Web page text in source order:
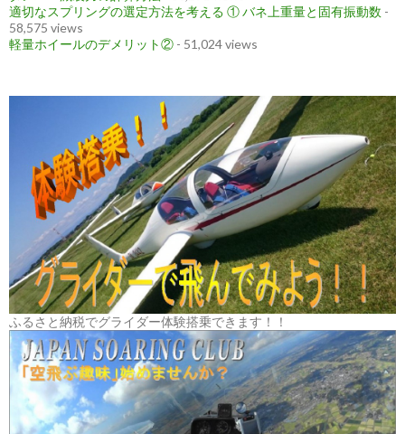
適切なスプリングの選定方法を考える ① バネ上重量と固有振動数 -
58,575 views
軽量ホイールのデメリット② - 51,024 views
ふるさと納税でグライダー体験搭乗できます！！